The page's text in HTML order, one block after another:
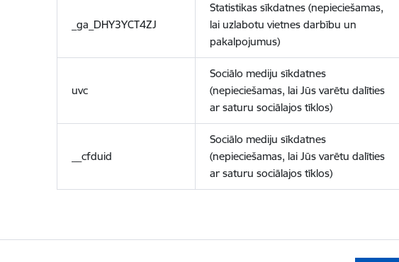
_ga_DHY3YCT4ZJ
Statistikas sīkdatnes (nepieciešamas,
lai uzlabotu vietnes darbību un
pakalpojumus)
uvc
Sociālo mediju sīkdatnes
(nepieciešamas, lai Jūs varētu dalīties
ar saturu sociālajos tīklos)
__cfduid
Sociālo mediju sīkdatnes
(nepieciešamas, lai Jūs varētu dalīties
ar saturu sociālajos tīklos)